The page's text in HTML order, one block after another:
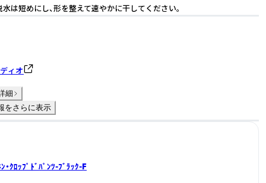
水は短めにし、形を整えて速やかに干してください。
ィオ
細
をさらに表示
・ｸﾛｯﾌﾟﾄﾞﾊﾟﾝﾂ-ﾌﾞﾗｯｸ-F